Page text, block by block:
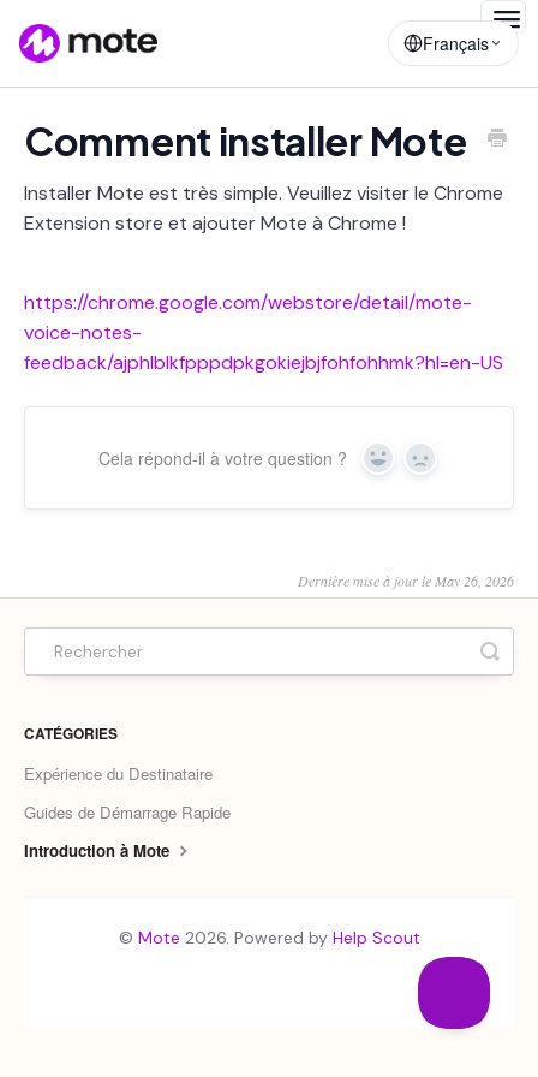
Français
Comment installer Mote
Installer Mote est très simple. Veuillez visiter le Chrome
Extension store et ajouter Mote à Chrome !
https://chrome.google.com/webstore/detail/mote-
voice-notes-
feedback/ajphlblkfpppdpkgokiejbjfohfohhmk?hl=en-US
Cela répond-il à votre question ? Yes No
Dernière mise à jour le May 26, 2026
CATÉGORIES
Expérience du Destinataire
Guides de Démarrage Rapide
Introduction à Mote
© Mote 2026. Powered by Help Scout